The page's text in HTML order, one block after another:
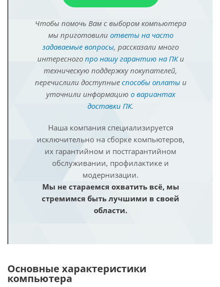
Чтобы помочь Вам с выбором компьютера
мы приготовили ответы на часто
задаваемые вопросы, рассказали много
интересного про нашу гарантию на ПКи
техническую поддержку покупателей,
перечислили доступные способы оплатыи
уточнили информацию о вариантах
доставки ПК.
Наша компания специализируется
исключительно на сборке компьютеров,
их гарантийном и постгарантийном
обслуживании, профилактике и
модернизации.
Мы не стараемся охватить всё, мы
стремимся быть лучшими в своей
области.
Основные характеристики
компьютера